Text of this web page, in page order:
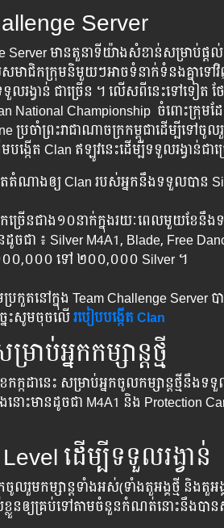
Server
Server មាន​តួនាទី​យ៉ាង​សំខាន់​សម្រាប់​ផ្តល់​
ាជិក​ក្រុម​និមួយៗ​អាច​ទំនាក់​ទំនង​គ្នា​ទៅ
រង្វាន់​ ជា​ច្រើន ។ លើស​ពី​នេះ​ទៅ​ទៀត​ ថ
National Championship ចំពោះ​ក្រុ
ប្រចាំ​ព្រះ​រាជាណាចក្រ​កម្ពុជា​ដើម្បី​ទៅ​ចូ
ង្កើត​ Clan ឥឡូវ​នេះ​ដើម្បី​ទទួល​រង្វាន់​ជា​
តំណាងឲ្យ​ Clan របស់​អ្នក​នឹង​ទទួល​បាន​
រើន​ជាង​១០នាក់​ក្នុង​រយៈពេល​មួយ​ខែ​នឹង​
ដូចជា ៖ Silver M4A1, Blade, Free
០០,០០០​​ ទៅ​ ២០០,០០០ Silver ។
រកួត​នៅ​ក្នុង​ Team Challenge Server ប
ះ​សូម​ចុច​លើរបៀប​បង្កើត​ Clan
រាប់​អ្នក​កម្សាន្ត​ថ្មី
កក្កដា​នេះ​ សម្រាប់​អ្នក​ចូល​កម្សាន្ត​ថ្មីនឹង​
ោះ​មាន​ដូចជា M4A1 និង​ Protection
Level ដើម្បី​ទទួល​រង្វាន់
ចូល​រួម​កម្សាន្ត​ទាំង​អស់​(ទាំង​តួអង្គ​ថ្មី និងតួ
លួន​ឲ្យ​គ្រប់​ទៅ​តាម​ចំនួន​កំណត់នោះ​នឹង​បាន​ស